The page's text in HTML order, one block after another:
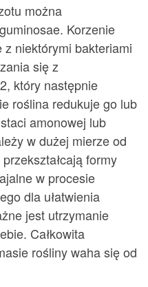
można
Korzenie
niektórymi bakteriami
się z
który następnie
roślina redukuje go lub
amonowej lub
w dużej mierze od
formy
w procesie
dla ułatwienia
jest utrzymanie
Całkowita
rośliny waha się od